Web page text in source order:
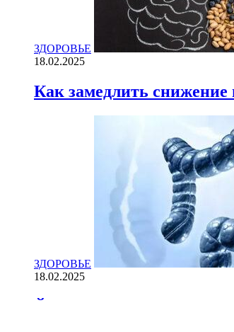
ЗДОРОВЬЕ
18.02.2025
Как замедлить
ЗДОРОВЬЕ
18.02.2025
Йогурт против рака: